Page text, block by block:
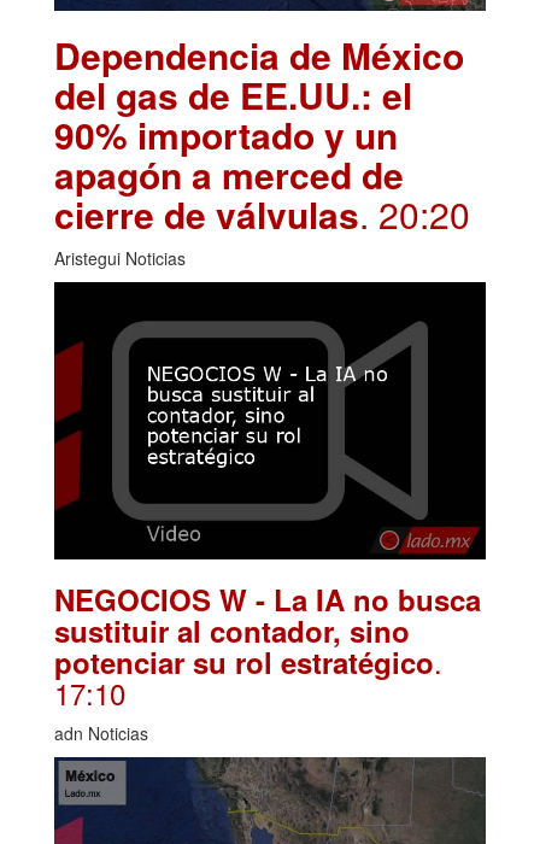
Dependencia de México
del gas de EE.UU.: el
90% importado y un
apagón a merced de
cierre de válvulas. 20:20
Aristegui Noticias
NEGOCIOS W - La IA no busca
sustituir al contador, sino
potenciar su rol estratégico.
17:10
adn Noticias